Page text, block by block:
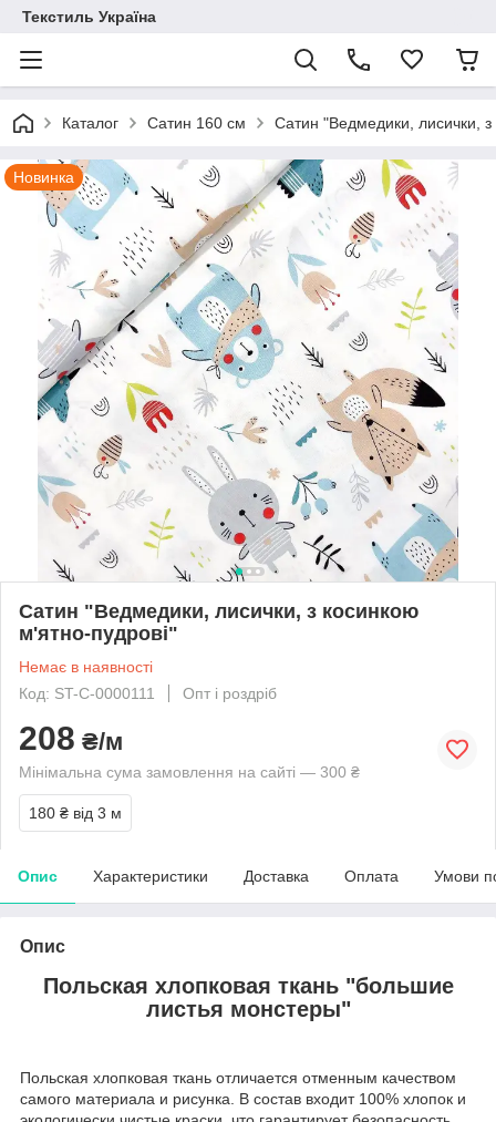
Текстиль Україна
Каталог Сатин 160 см Сатин "Ведмедики, лисички,
Новинка
Сатин "Ведмедики, лисички, з косинкою
м'ятно-пудрові"
Немає в наявності
Код: ST-C-0000111
Опт і роздріб
208 ₴/м
Мінімальна сума замовлення на сайті — 300 ₴
180 ₴ від 3 м
Опис Характеристики Доставка Оплата Умови
Опис
Польская хлопковая ткань "большие
листья монстеры"
Польская хлопковая ткань отличается отменным качеством
самого материала и рисунка. В состав входит 100% хлопок и